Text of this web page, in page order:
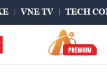
VNE TV TECH